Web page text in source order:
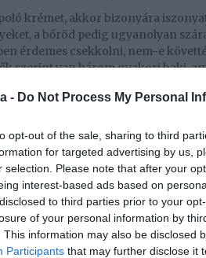
- Do Not Process My Personal
opt-out of the sale, sharing to third
for targeted advertising by us,
selection. Please note that after your
interest-based ads based on
to third parties prior to your
of your personal information by
This information may also be disclosed
Participants that may further disclose it
krémet, akkor bizonyára
a bőröd pedig ugyanolyan
érdemes csekkolni, nem-e
szerint van három gyakori baki,
használata. A test bőrfelülete
hidratáláshoz sokkal nagyobb
mondják a lábak ápolása esetén
mennyiséget javasolnak
többet. Persze nem kell
a felkenés után a bőröd azonnal
mert valószínűleg szükséged